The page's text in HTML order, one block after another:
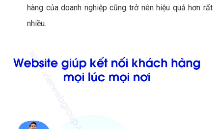
hàng của doanh nghiệp cũng trở nên hiệu quả hơn rất
nhiều.